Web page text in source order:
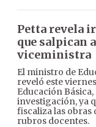
Petta revela
que salpican
viceministra
El ministro de
reveló este
Educación
investigación, ya
fiscaliza las obras
rubros docentes.